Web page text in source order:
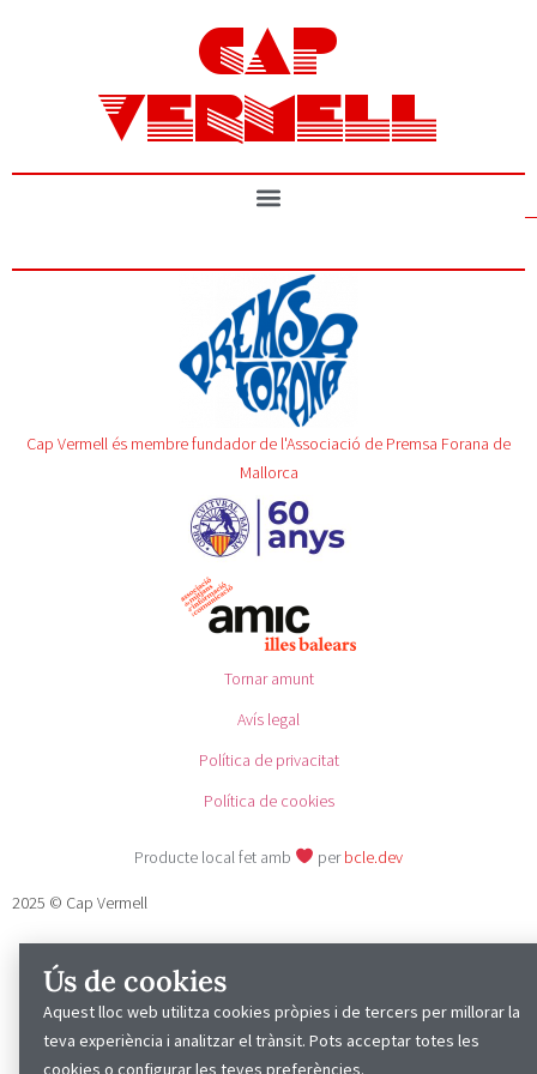
CAP
VERMELL
Cap Vermell és membre fundador de l'Associació de Premsa Forana de
Mallorca
Tornar amunt
Avís legal
Política de privacitat
Política de cookies
Producte local fet amb perbcle.dev
2025 © Cap Vermell
Ús de cookies
Aquest lloc web utilitza cookies pròpies i de tercers per millorar la
teva experiència i analitzar el trànsit. Pots acceptar totes les
cookies o configurar les teves preferències.